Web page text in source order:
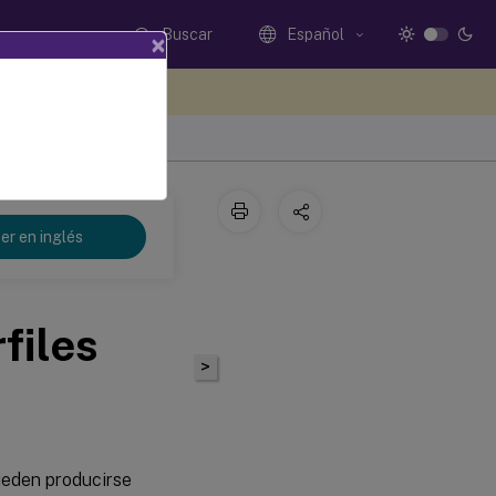
Buscar Español
en inglés
producirse
>
×